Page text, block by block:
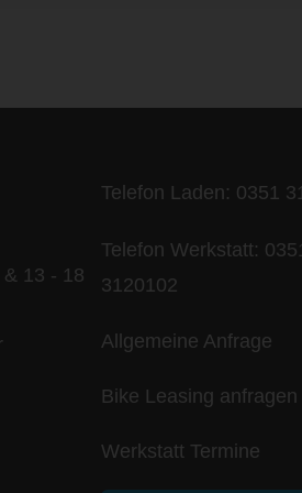
13 - 18
Telefon Laden: 0351
Telefon Werkstatt:
3120102
Allgemeine Anfrage
Bike Leasing anfragen
Werkstatt Termine